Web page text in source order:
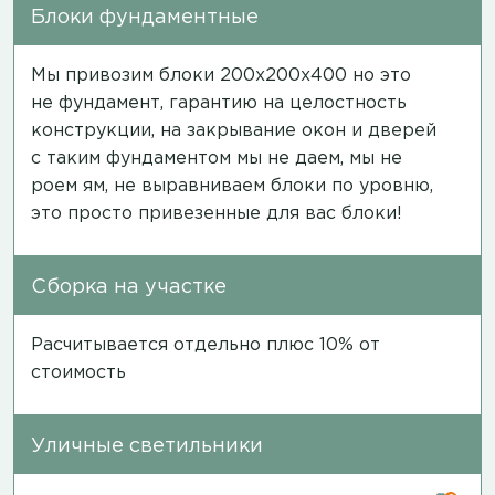
Блоки фундаментные
Мы привозим блоки 200х200х400 но это
не фундамент, гарантию на целостность
конструкции, на закрывание окон и дверей
с таким фундаментом мы не даем, мы не
роем ям, не выравниваем блоки по уровню,
это просто привезенные для вас блоки!
Сборка на участке
Расчитывается отдельно плюс 10% от
стоимость
Уличные светильники